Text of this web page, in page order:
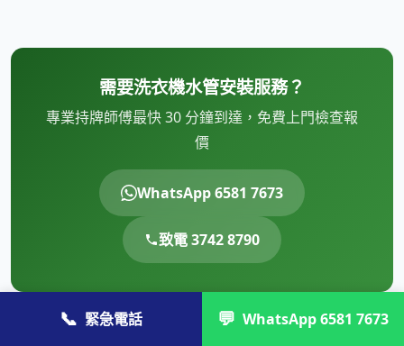
需要洗衣機水管安裝服務？
專業持牌師傅最快 30 分鐘到達，免費上門檢查報
價
WhatsApp 6581 7673
致電 3742 8790
📞 緊急電話 💬 WhatsApp 6581 7673